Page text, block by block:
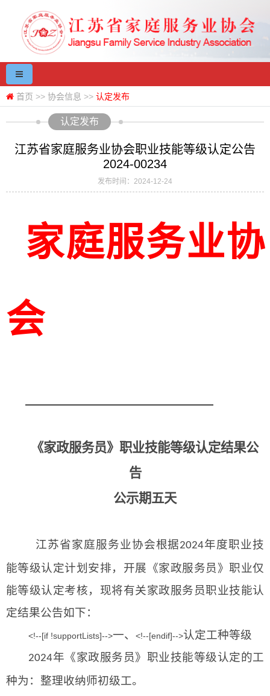
首页 >> 协会信息 >> 认定发布
认定发布
江苏省家庭服务业协会职业技能等级认定公告
2024-00234
发布时间：2024-12-24
家庭服务业协
会
《家政服务员》职业技能等级认定结果公
告
公示期五天
江苏省家庭服务业协会根据2024年度职业技
能等级认定计划安排，开展《家政服务员》职业仅
能等级认定考核，现将有关家政服务员职业技能认
定结果公告如下：
<!--[if !supportLists]-->一、<!--[endif]-->认定工种等级
2024年《家政服务员》职业技能等级认定的工
种为：整理收纳师初级工。